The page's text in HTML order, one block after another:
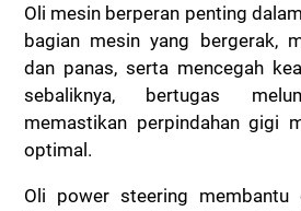
Oli mesin berperan penting
bagian mesin yang bergerak,
dan panas, serta mencegah
sebaliknya, bertugas
memastikan perpindahan gigi
optimal.
Oli power steering membantu